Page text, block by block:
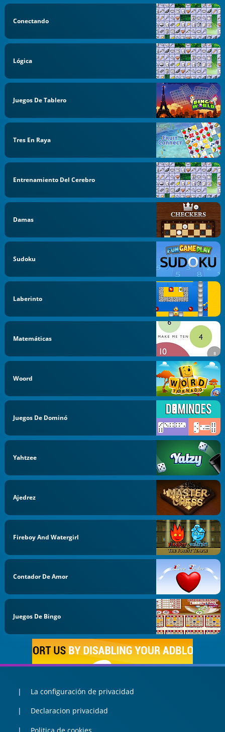
Conectando
Lógica
Juegos De Tablero
Tres En Raya
Entrenamiento Del Cerebro
Damas
Sudoku
Laberinto
Matemáticas
Woord
Juegos De Dominó
Yahtzee
Ajedrez
Fireboy And Watergirl
Contador De Amor
Juegos De Bingo
La configuración de privacidad
Declaracion privacidad
Politica de cookies